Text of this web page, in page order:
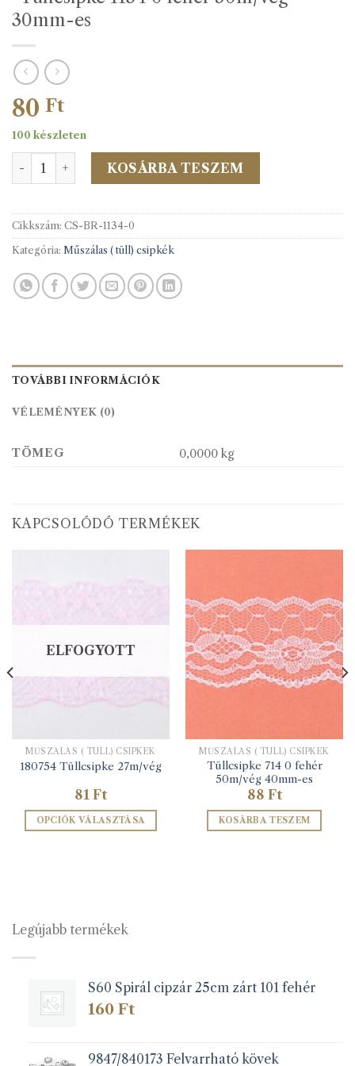
30mm-es
80 Ft
100 készleten
*Tüllcsipke 1134 0 fehér 50m/vég 30mm-es mennyiség
KOSÁRBA TESZEM
Cikkszám: CS-BR-1134-0
Kategória: Műszálas ( tüll) csipkék
TOVÁBBI INFORMÁCIÓK
VÉLEMÉNYEK (0)
TÖMEG 0,0000 kg
KAPCSOLÓDÓ TERMÉKEK
ELFOGYOTT
MŰSZÁLAS ( TÜLL) CSIPKÉK
180754 Tüllcsipke 27m/vég
81 Ft
OPCIÓK VÁLASZTÁSA
van.
A
termékoldalon
választhatók
MŰSZÁLAS ( TÜLL) CSIPKÉK
Tüllcsipke 714 0 fehér
50m/vég 40mm-es
88 Ft
KOSÁRBA TESZEM
Legújabb termékek
S60 Spirál cipzár 25cm zárt 101 fehér
160 Ft
9847/840173 Felvarrható kövek